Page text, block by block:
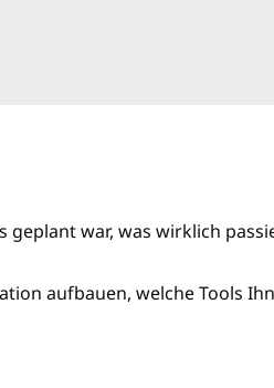
war, was wirklich
aufbauen, welche Tools